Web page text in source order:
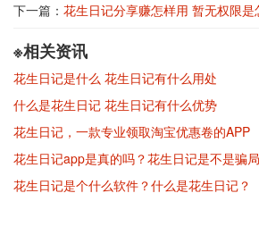
下一篇： 花生日记分享赚怎样用 暂无权限是
※相关资讯
花生日记是什么 花生日记有什么用处
什么是花生日记 花生日记有什么优势
花生日记，一款专业领取淘宝优惠卷的APP
花生日记app是真的吗？花生日记是不是骗
花生日记是个什么软件？什么是花生日记？